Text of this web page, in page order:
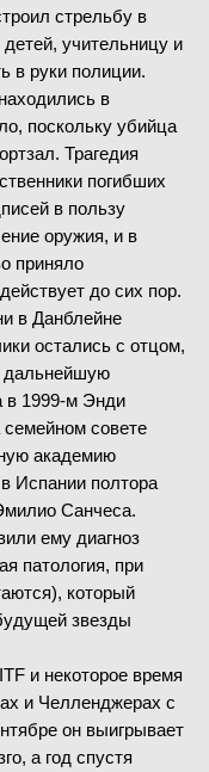
стрельбу в
учительницу и
в руки полиции.
в
поскольку убийца
Трагедия
погибших
в пользу
оружия, и в
приняло
до сих пор.
в Данблейне
остались с отцом,
дальнейшую
в 1999-м Энди
совете
академию
Испании полтора
Санчеса.
ему диагноз
патология, при
который
звезды
и некоторое время
и Челленджерах с
он выигрывает
а год спустя